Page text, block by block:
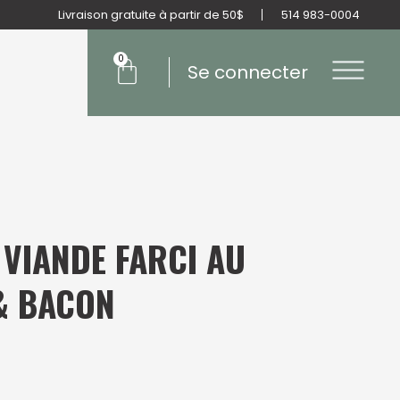
Livraison gratuite à partir de 50$ 514 983-0004
0 Panier
Se connecter
FARCI AU
BACON